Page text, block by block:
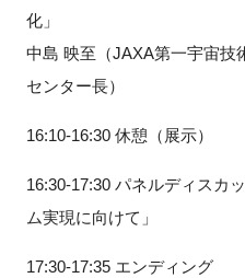
化」
中島 映至（JAXA第一宇宙技
センター長）
16:10-16:30 休憩（展示）
16:30-17:30 パネルディスカ
ム実現に向けて」
17:30-17:35 エンディング